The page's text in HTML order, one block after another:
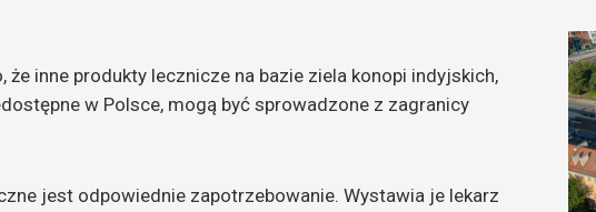
inne produkty lecznicze na bazie ziela konopi indyjskich,
w Polsce, mogą być sprowadzone z zagranicy
jest odpowiednie zapotrzebowanie. Wystawia je lekarz